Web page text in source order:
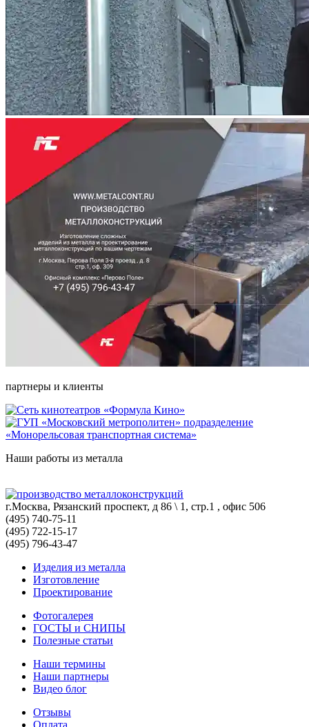
партнеры и клиенты
Наши работы из металла
г.Москва, Рязанский проспект, д 86 \ 1, стр.1 , офис 506
(495) 740-75-11
(495) 722-15-17
(495) 796-43-47
Изделия из металла
Изготовление
Проектирование
Фотогалерея
ГОСТЫ и СНИПЫ
Полезные статьи
Наши термины
Наши партнеры
Видео блог
Отзывы
Оплата